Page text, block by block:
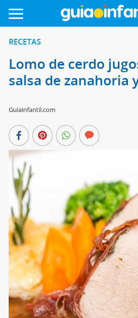
RECETAS
Lomo de cerdo
salsa de zanahoria
Guiainfantil.com